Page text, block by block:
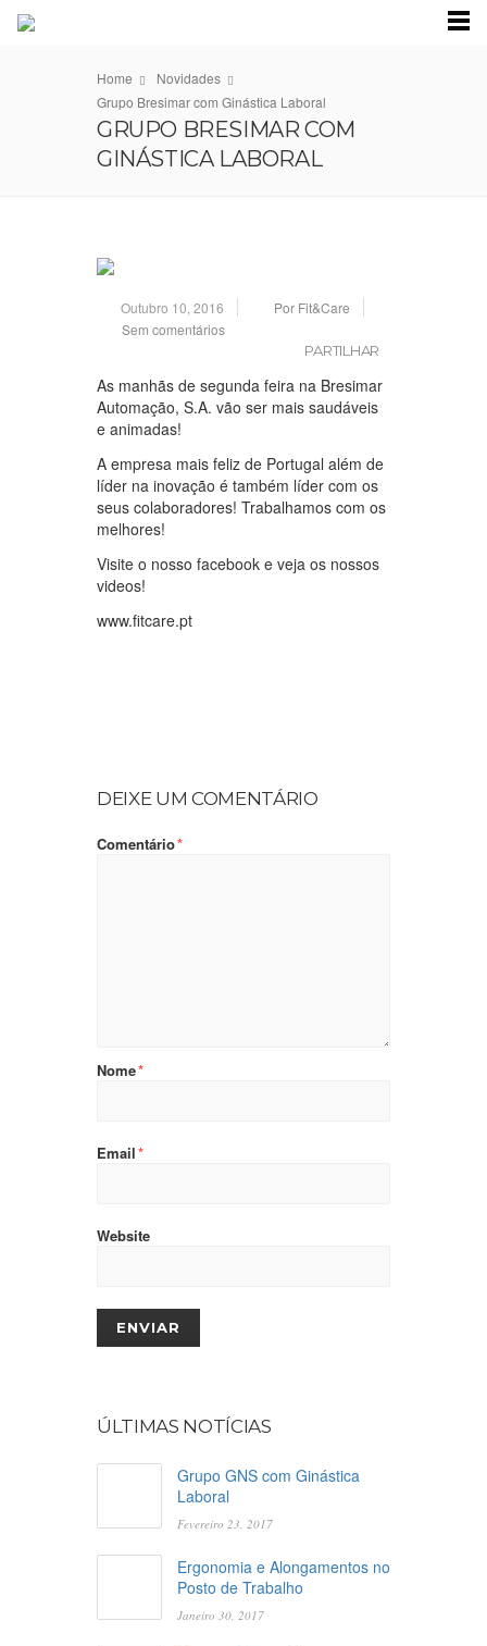
Home
Novidades
Grupo Bresimar com Ginástica Laboral
GRUPO BRESIMAR COM
GINÁSTICA LABORAL
Outubro 10, 2016
Por Fit&Care
Sem comentários
PARTILHAR
As manhãs de segunda feira na Bresimar
Automação, S.A. vão ser mais saudáveis
e animadas!
A empresa mais feliz de Portugal além de
líder na inovação é também líder com os
seus colaboradores! Trabalhamos com os
melhores!
Visite o nosso facebook e veja os nossos
videos!
www.fitcare.pt
DEIXE UM COMENTÁRIO
Comentário*
Nome*
Email*
Website
ÚLTIMAS NOTÍCIAS
Grupo GNS com Ginástica
Laboral
Fevereiro 23, 2017
Ergonomia e Alongamentos no
Posto de Trabalho
Janeiro 30, 2017